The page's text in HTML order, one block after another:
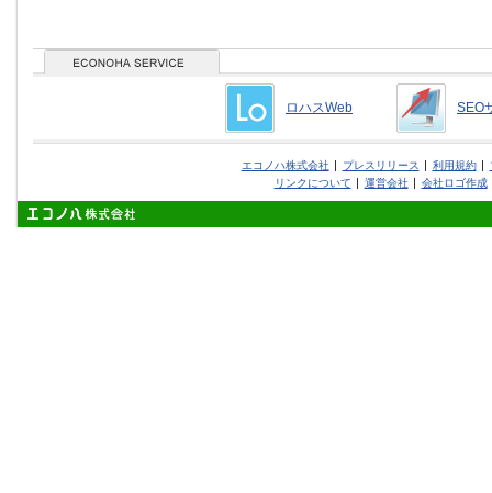
ロハスWeb SEO
エコノハ株式会社 プレスリリース 利用規約
リンクについて
運営会社 会社ロゴ作成